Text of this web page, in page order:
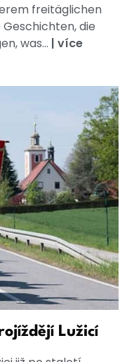
freitäglichen
die
was... | více
Lužicí